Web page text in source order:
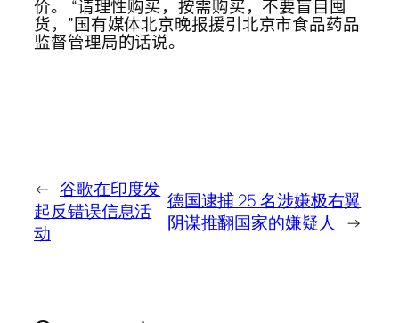
价。 “请理性购买，按需购买，不要盲目囤
货，”国有媒体北京晚报援引北京市食品药品
监督管理局的话说。
← 谷歌在印度发
起反错误信息活
动
德国逮捕 25 名涉嫌极右翼
阴谋推翻国家的嫌疑人
→